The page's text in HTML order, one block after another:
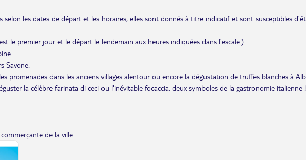
les dates de départ et les horaires, elles sont donnés à titre indicatif et sont susceptibles
le premier jour et le départ le lendemain aux heures indiquées dans l’escale.)
Savone.
promenades dans les anciens villages alentour ou encore la dégustation de truffes blanches à
la célèbre farinata di ceci ou l'inévitable focaccia, deux symboles de la gastronomie italienne !
de la ville.